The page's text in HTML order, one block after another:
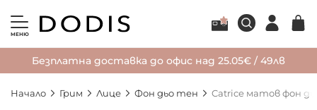
МЕНЮ
Безплатна доставка до офис над 25.05€ / 49лв
Начало Грим Лице Фон дьо тен Catrice матов фон